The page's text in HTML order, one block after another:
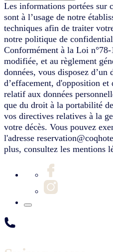
Les informations portées sur
sont à l’usage de notre
techniques afin de traiter
notre politique de
Conformément à la Loi
modifiée, et au règlement
données, vous disposez
d’effacement, d'opposition
relatif aux données
que du droit à la portabilité
vos directives relatives à la
votre décès. Vous pouvez
l'adresse
plus, consultez les mentions